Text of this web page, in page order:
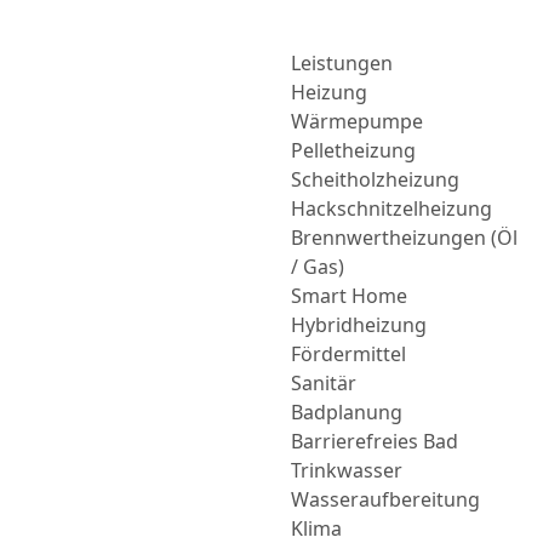
Leistungen
Heizung
Wärmepumpe
Pelletheizung
Scheitholzheizung
Hackschnitzelheizung
Brennwertheizungen (Öl
/ Gas)
Smart Home
Hybridheizung
Fördermittel
Sanitär
Badplanung
Barrierefreies Bad
Trinkwasser
Wasseraufbereitung
Klima